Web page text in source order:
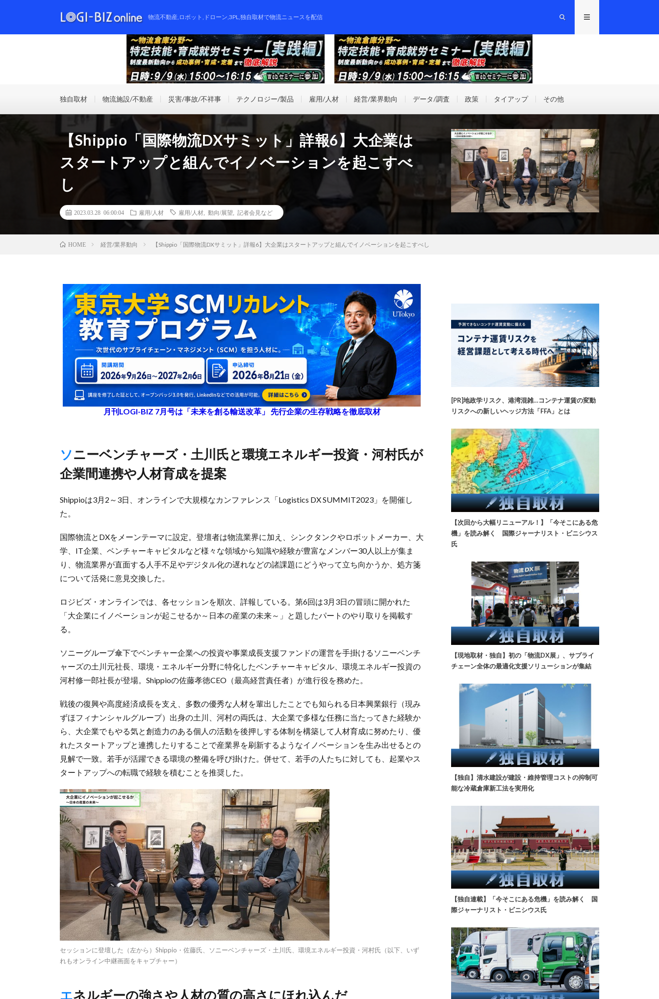
物流不動産,ロボット,ドローン,3PL,独自取材で物流ニュースを配信
独自取材 物流施設/不動産 災害/事故/不祥事 テクノロジー/製品 雇用/人材 経営/業界動向 データ/調査 政策 タイアップ その他
【Shippio「国際物流DXサミット」詳報6】大企業は
スタートアップと組んでイノベーションを起こすべ
し
2023.03.28 06:00:04 雇用/人材 雇用/人材 動向/展望 記者会見など
HOME 経営/業界動向 【Shippio「国際物流DXサミット」詳報6】大企業はスタートアップと組んでイノベーションを起こすべし
月刊LOGI-BIZ 7月号は「未来を創る輸送改革」 先行企業の生存戦略を徹底取材
ソニーベンチャーズ・土川氏と環境エネルギー投資・河村氏が
企業間連携や人材育成を提案
Shippioは3月2～3日、オンラインで大規模なカンファレンス「Logistics DX SUMMIT2023」を開催し
た。
国際物流とDXをメーンテーマに設定。登壇者は物流業界に加え、シンクタンクやロボットメーカー、大
学、IT企業、ベンチャーキャピタルなど様々な領域から知識や経験が豊富なメンバー30人以上が集ま
り、物流業界が直面する人手不足やデジタル化の遅れなどの諸課題にどうやって立ち向かうか、処方箋
について活発に意見交換した。
ロジビズ・オンラインでは、各セッションを順次、詳報している。第6回は3月3日の冒頭に開かれた
「大企業にイノベーションが起こせるか～日本の産業の未来～」と題したパートのやり取りを掲載す
る。
ソニーグループ傘下でベンチャー企業への投資や事業成長支援ファンドの運営を手掛けるソニーベンチ
ャーズの土川元社長、環境・エネルギー分野に特化したベンチャーキャピタル、環境エネルギー投資の
河村修一郎社長が登場。Shippioの佐藤孝徳CEO（最高経営責任者）が進行役を務めた。
戦後の復興や高度経済成長を支え、多数の優秀な人材を輩出したことでも知られる日本興業銀行（現み
ずほフィナンシャルグループ）出身の土川、河村の両氏は、大企業で多様な任務に当たってきた経験か
ら、大企業でもやる気と創造力のある個人の活動を後押しする体制を構築して人材育成に努めたり、優
れたスタートアップと連携したりすることで産業界を刷新するようなイノベーションを生み出せるとの
見解で一致。若手が活躍できる環境の整備を呼び掛けた。併せて、若手の人たちに対しても、起業やス
タートアップへの転職で経験を積むことを推奨した。
セッションに登壇した（左から）Shippio・佐藤氏、ソニーベンチャーズ・土川氏、環境エネルギー投資・河村氏（以下、いず
れもオンライン中継画面をキャプチャー）
エネルギーの強さや人材の質の高さにほれ込んだ
[PR]地政学リスク、港湾混雑…コンテナ運賃の変動
リスクへの新しいヘッジ方法「FFA」とは
【次回から大幅リニューアル！】「今そこにある危
機」を読み解く 国際ジャーナリスト・ビニシウス
氏
【現地取材・独自】初の「物流DX展」、サプライ
チェーン全体の最適化支援ソリューションが集結
【独自】清水建設が建設・維持管理コストの抑制可
能な冷蔵倉庫新工法を実用化
【独自連載】「今そこにある危機」を読み解く 国
際ジャーナリスト・ビニシウス氏